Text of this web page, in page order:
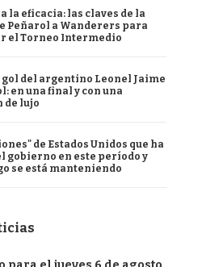
la eficacia: las claves de la
Peñarol a Wanderers para
el Torneo Intermedio
del argentino Leonel Jaime
en una final y con una
de lujo
de Estados Unidos que ha
gobierno en este período y
se está manteniendo